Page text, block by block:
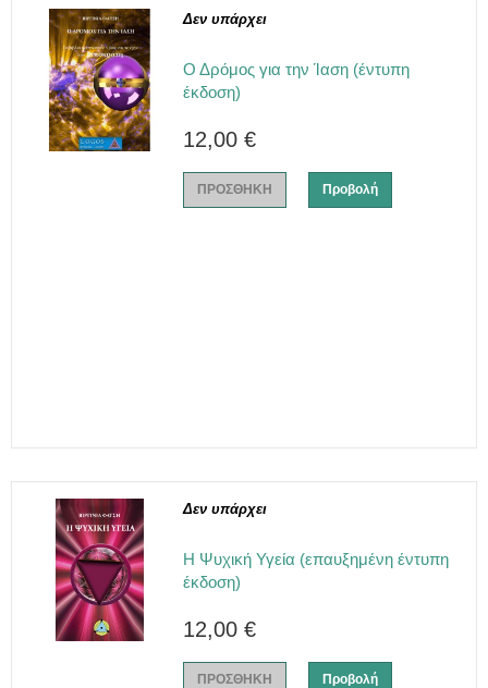
Δεν υπάρχει
Ο Δρόμος για την Ίαση (έντυπη
έκδοση)
12,00 €
ΠΡΟΣΘΗΚΗ Προβολή
Δεν υπάρχει
Η Ψυχική Υγεία (επαυξημένη έντυπη
έκδοση)
12,00 €
ΠΡΟΣΘΗΚΗ Προβολή